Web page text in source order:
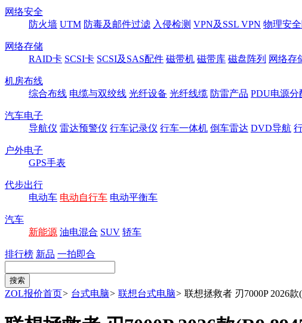
网络安全
防火墙 UTM 防毒及邮件过滤 入侵检测 VPN及SSL VPN 物理安
网络存储
RAID卡 SCSI卡 SCSI及SAS配件 磁带机 磁带库 磁盘阵列 网络存
机房布线
综合布线 电缆与双绞线 光纤设备 光纤线缆 防雷产品 PDU电源分
汽车电子
导航仪 雷达预警仪 行车记录仪 行车一体机 倒车雷达 DVD导航
户外电子
GPS手表
代步出行
电动车 电动自行车 电动平衡车
汽车
新能源 油电混合 SUV 轿车
排行榜 新品 一拍即合
ZOL报价首页> 台式电脑> 联想台式电脑> 联想拯救者 刃7000P 2026